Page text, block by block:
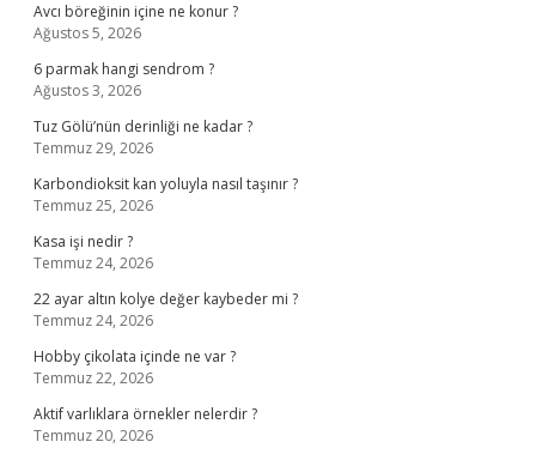
Avcı böreğinin içine ne konur ?
Ağustos 5, 2026
6 parmak hangi sendrom ?
Ağustos 3, 2026
Tuz Gölü’nün derinliği ne kadar ?
Temmuz 29, 2026
Karbondioksit kan yoluyla nasıl taşınır ?
Temmuz 25, 2026
Kasa işi nedir ?
Temmuz 24, 2026
22 ayar altın kolye değer kaybeder mi ?
Temmuz 24, 2026
Hobby çikolata içinde ne var ?
Temmuz 22, 2026
Aktif varlıklara örnekler nelerdir ?
Temmuz 20, 2026